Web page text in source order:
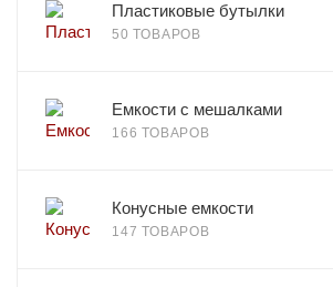
Пластиковые бутылки
50 ТОВАРОВ
Емкости с мешалками
166 ТОВАРОВ
Конусные емкости
147 ТОВАРОВ